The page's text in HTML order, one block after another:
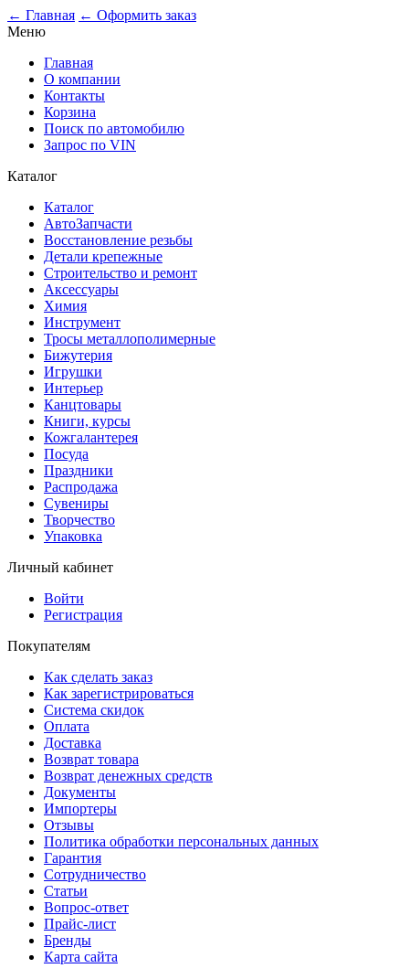
← Главная ← Оформить заказ
Меню
Главная
О компании
Контакты
Корзина
Поиск по автомобилю
Запрос по VIN
Каталог
Каталог
АвтоЗапчасти
Восстановление резьбы
Детали крепежные
Строительство и ремонт
Аксессуары
Химия
Инструмент
Тросы металлополимерные
Бижутерия
Игрушки
Интерьер
Канцтовары
Книги, курсы
Кожгалантерея
Посуда
Праздники
Распродажа
Сувениры
Творчество
Упаковка
Личный кабинет
Войти
Регистрация
Покупателям
Как сделать заказ
Как зарегистрироваться
Система скидок
Оплата
Доставка
Возврат товара
Возврат денежных средств
Документы
Импортеры
Отзывы
Политика обработки персональных данных
Гарантия
Сотрудничество
Статьи
Вопрос-ответ
Прайс-лист
Бренды
Карта сайта